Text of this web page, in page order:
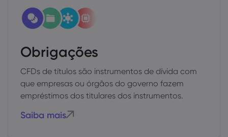
Obrigações
CFDs de títulos são instrumentos de dívida com
que empresas ou órgãos do governo fazem
empréstimos dos titulares dos instrumentos.
Saiba mais